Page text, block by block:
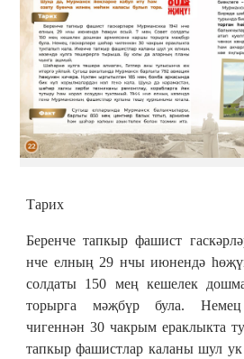
Тарих
Беренче тапкыр фашист
нче елның 29 нчы июнендә
солдаты 150 мең кешелек
торырга мәҗбүр була. Немец
чигеннән 30 чакрым ераклыкта
тапкыр фашистлар каланы шул ук